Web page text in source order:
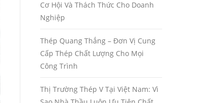
Cơ Hội Và Thách Thức Cho Doanh
Nghiệp
Thép Quang Thắng – Đơn Vị Cung
Cấp Thép Chất Lượng Cho Mọi
Công Trình
Thị Trường Thép V Tại Việt Nam: Vì